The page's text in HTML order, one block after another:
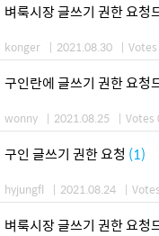
벼룩시장 글쓰기 권한 요청
konger | 2021.08.30 |
구인란에 글쓰기 권한 요청
wonny | 2021.08.25 | Votes
구인 글쓰기 권한 요청 (1)
hyjungfl | 2021.08.24 |
벼룩시장 글쓰기 권한 요청